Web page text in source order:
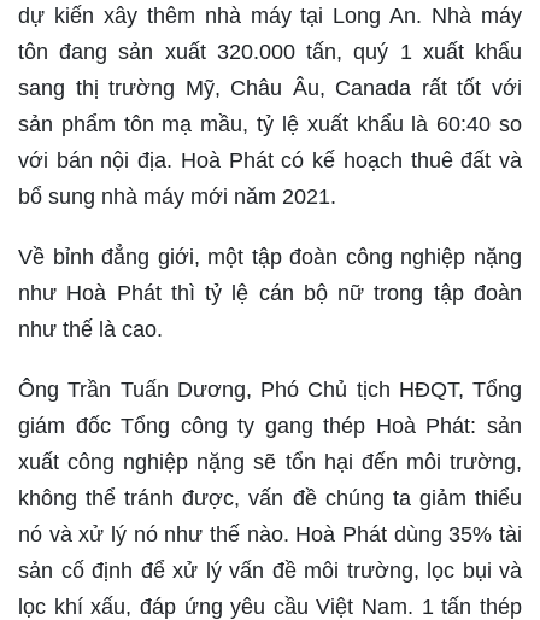
dự kiến xây thêm nhà máy tại Long An. Nhà máy
tôn đang sản xuất 320.000 tấn, quý 1 xuất khẩu
sang thị trường Mỹ, Châu Âu, Canada rất tốt với
sản phẩm tôn mạ mầu, tỷ lệ xuất khẩu là 60:40 so
với bán nội địa. Hoà Phát có kế hoạch thuê đất và
bổ sung nhà máy mới năm 2021.
Về bỉnh đẳng giới, một tập đoàn công nghiệp nặng
như Hoà Phát thì tỷ lệ cán bộ nữ trong tập đoàn
như thế là cao.
Ông Trần Tuấn Dương, Phó Chủ tịch HĐQT, Tổng
giám đốc Tổng công ty gang thép Hoà Phát: sản
xuất công nghiệp nặng sẽ tổn hại đến môi trường,
không thể tránh được, vấn đề chúng ta giảm thiểu
nó và xử lý nó như thế nào. Hoà Phát dùng 35% tài
sản cố định để xử lý vấn đề môi trường, lọc bụi và
lọc khí xấu, đáp ứng yêu cầu Việt Nam. 1 tấn thép